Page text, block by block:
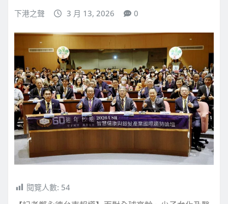
下港之聲 3 月 13, 2026 0
閱覽人數: 54